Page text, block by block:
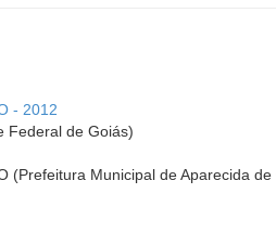
- 2012
Federal de Goiás)
(Prefeitura Municipal de Aparecida de